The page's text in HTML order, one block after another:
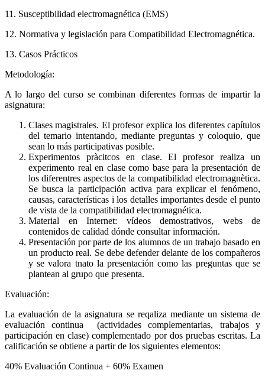
11. Susceptibilidad electromagnética (EMS)
12. Normativa y legislación para Compatibilidad Electromagnética.
13. Casos Prácticos
Metodología:
A lo largo del curso se combinan diferentes formas de impartir la
asignatura:
Clases magistrales. El profesor explica los diferentes capítulos
del temario intentando, mediante preguntas y coloquio, que
sean lo más participativas posible.
Experimentos pràcitcos en clase. El profesor realiza un
experimento real en clase como base para la presentación de
los diferentres aspectos de la compatibilidad electromagnètica.
Se busca la participación activa para explicar el fenómeno,
causas, características i los detalles importantes desde el punto
de vista de la compatibilidad electromagnética.
Material en Internet: vídeos demostrativos, webs de
contenidos de calidad dónde consultar información.
Presentación por parte de los alumnos de un trabajo basado en
un producto real. Se debe defender delante de los compañeros
y se valora tnato la presentación como las preguntas que se
plantean al grupo que presenta.
Evaluación:
La evaluación de la asignatura se reqaliza mediante un sistema de
evaluación continua (actividades complementarias, trabajos y
participación en clase) complementado por dos pruebas escritas. La
calificación se obtiene a partir de los siguientes elementos:
40% Evaluación Continua + 60% Examen